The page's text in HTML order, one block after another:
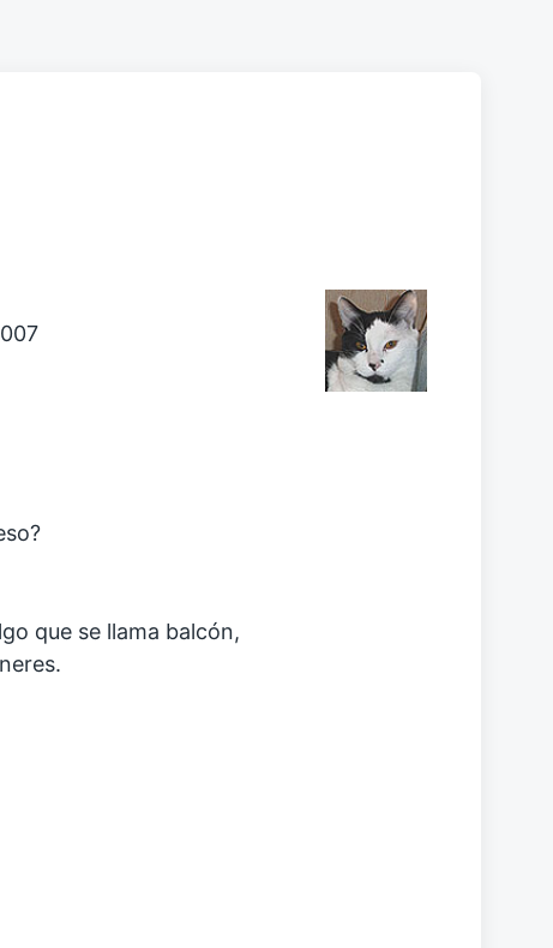
que se llama balcón,